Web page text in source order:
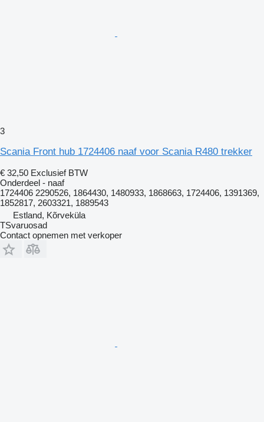
3
Scania Front hub 1724406 naaf voor Scania R480 trekker
€ 32,50 Exclusief BTW
Onderdeel - naaf
1724406 2290526, 1864430, 1480933, 1868663, 1724406, 1391369,
1852817, 2603321, 1889543
Estland, Kõrveküla
TSvaruosad
Contact opnemen met verkoper